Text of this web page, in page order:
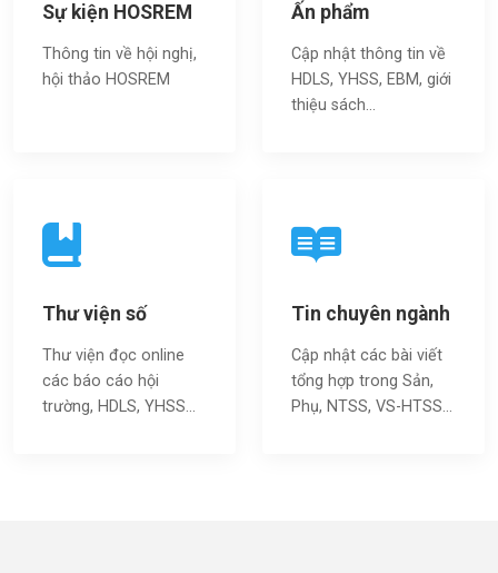
Sự kiện HOSREM
Thông tin về hội nghị,
hội thảo HOSREM
Ấn phẩm
Cập nhật thông tin về
HDLS, YHSS, EBM, giới
thiệu sách…
Thư viện số
Thư viện đọc online
các báo cáo hội
trường, HDLS, YHSS…
Tin chuyên ngành
Cập nhật các bài viết
tổng hợp trong Sản,
Phụ, NTSS, VS-HTSS...